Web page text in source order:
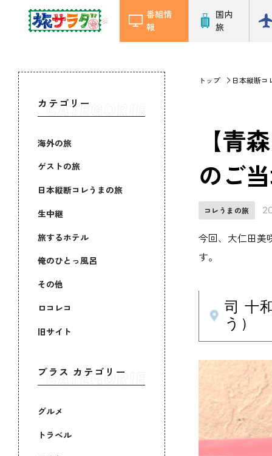
番組情
報
国内
旅
カテゴリー
海外の旅
ゲストの旅
日本縦断コレうまの旅
生中継
旅するホテル
俺のひとっ風呂
その他
ロコレコ
旧サイト
プラス カテゴリー
グルメ
トラベル
トップ 日本縦断コ
【青
のご
コレうまの旅
今回、大仁田美
す。
司 十
う）